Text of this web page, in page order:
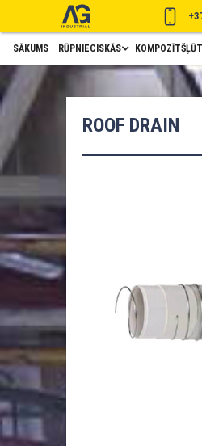
SĀKUMS RŪPNIECISKĀS
ROOF DRAIN